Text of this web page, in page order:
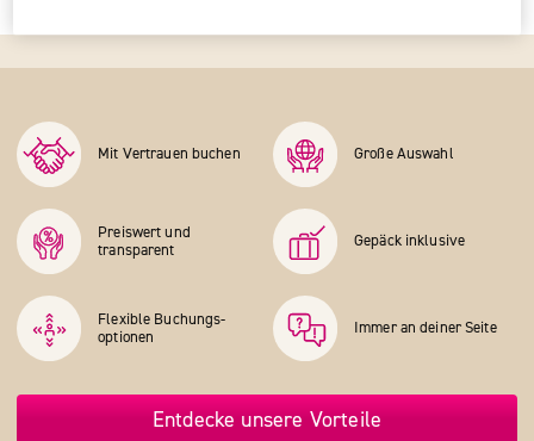
Mit Vertrauen buchen Große Auswahl
Preiswert und
transparent
Gepäck inklusive
Flexible Buchungs­
optionen
Immer an deiner Seite
Entdecke unsere Vorteile